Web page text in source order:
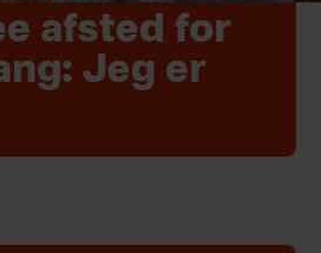
afsted for
Jeg er